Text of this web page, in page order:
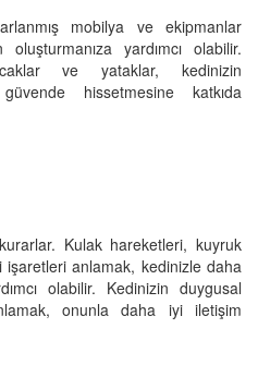
mobilya ve ekipmanlar
yardımcı olabilir.
ve yataklar, kedinizin
hissetmesine katkıda
Kulak hareketleri, kuyruk
anlamak, kedinizle daha
olabilir. Kedinizin duygusal
onunla daha iyi iletişim